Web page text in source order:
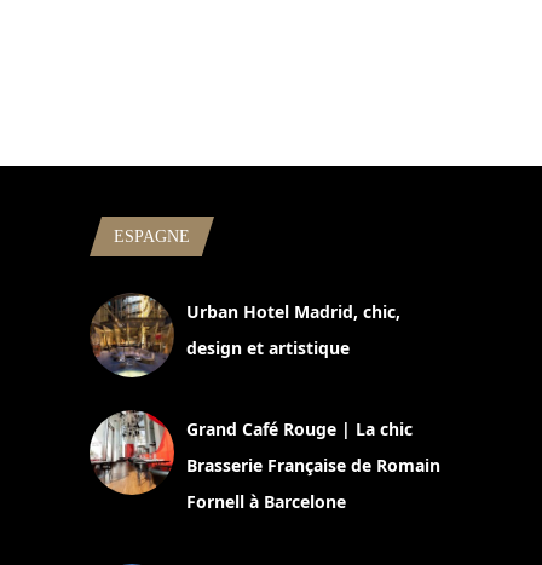
ESPAGNE
Urban Hotel Madrid, chic,
design et artistique
Grand Café Rouge | La chic
Brasserie Française de Romain
Fornell à Barcelone